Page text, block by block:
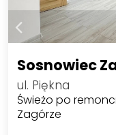
Sosnowiec
ul. Piękna
Świeżo po
Zagórze